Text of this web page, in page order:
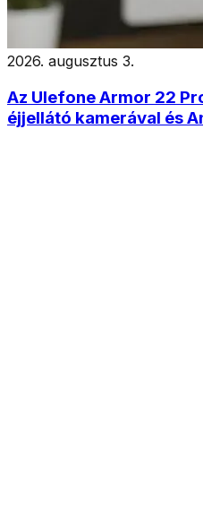
2026. augusztus 3.
Az Ulefone Armor 22
éjjellátó kamerával és